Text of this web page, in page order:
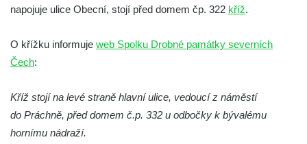
Kříž na křižovatce ulic 5. května a Dělnická
Malší ve Velešíně
Centrální kříž hřbitova ve Velešíně
Kříž u kostela svatého Václava ve Velešíně
napojuje ulice Obecní, stojí před domem čp. 322 kříž.
O křížku informuje web Spolku Drobné památky severních
Čech:
Kříž stojí na levé straně hlavní ulice, vedoucí z náměstí
do Práchně, před domem č.p. 332 u odbočky k bývalému
hornímu nádraží.